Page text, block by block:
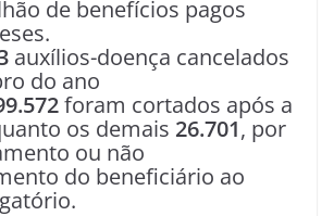
de benefícios pagos
auxílios-doença cancelados
do ano
foram cortados após a
os demais 26.701, por
ou não
do beneficiário ao